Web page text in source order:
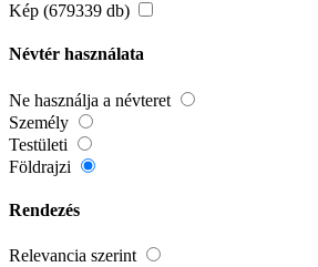
Kép (679339 db)
Névtér használata
Ne használja a névteret
Személy
Testületi
Földrajzi
Rendezés
Relevancia szerint